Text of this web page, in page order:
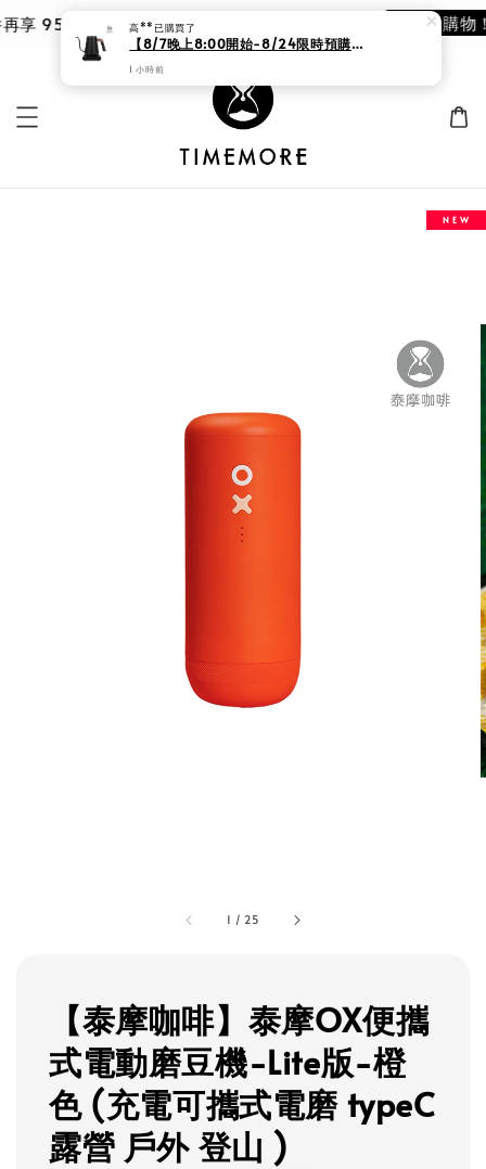
95 折，$745 自用收藏、送禮成雙都適合。 現在去購物！
1 / 25
N E W
【泰摩咖啡】泰摩OX便攜
式電動磨豆機-Lite版-橙
色 (充電可攜式電磨 typeC
露營 戶外 登山 )
高**已購買了
【8/7晚上8:00開始-8/24限時預購價格3380元 】泰摩咖啡 魚ProX溫控手沖壺 黑色/白色
1 小時前